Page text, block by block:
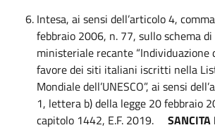
Intesa, ai sensi dell’articolo 4,
febbraio 2006, n. 77, sullo schema
ministeriale recante
favore dei siti italiani iscritti nella
Mondiale dell’UNESCO”, ai sensi
1, lettera b) della legge 20 febbraio
capitolo 1442, E.F. 2019. SANCITA